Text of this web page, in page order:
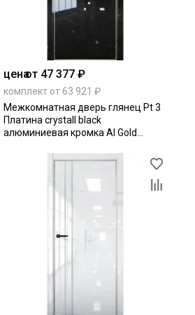
ценаот 47 377 ₽
комплект от 63 921 ₽
Межкомнатная дверь глянец Pt 3
Платина crystall black
алюминиевая кромка Al Gold